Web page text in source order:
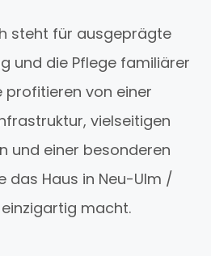
steht für ausgeprägte
und die Pflege familiärer
profitieren von einer
vielseitigen
und einer besonderen
das Haus in Neu-Ulm /
einzigartig macht.